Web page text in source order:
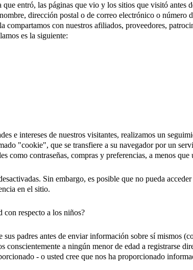
entró, las páginas que vio y los sitios que visitó antes
dirección postal o de correo electrónico o
compartamos con nuestros afiliados, proveedores,
es la siguiente:
e intereses de nuestros visitantes, realizamos un
"cookie", que se transfiere a su navegador por un
como contraseñas, compras y preferencias, a menos
Sin embargo, es posible que no pueda
en el sitio.
con respecto a los niños?
padres antes de enviar información sobre sí mismos
conscientemente a ningún menor de edad a registrarse
- o usted cree que nos ha proporcionado